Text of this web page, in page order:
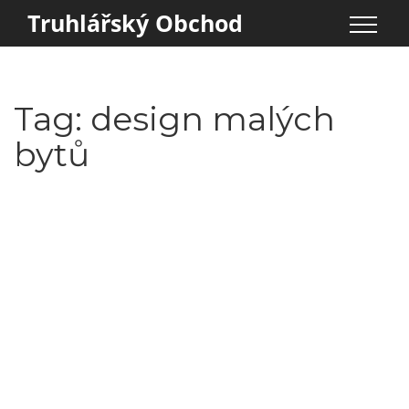
Truhlářský Obchod
Tag: design malých
bytů